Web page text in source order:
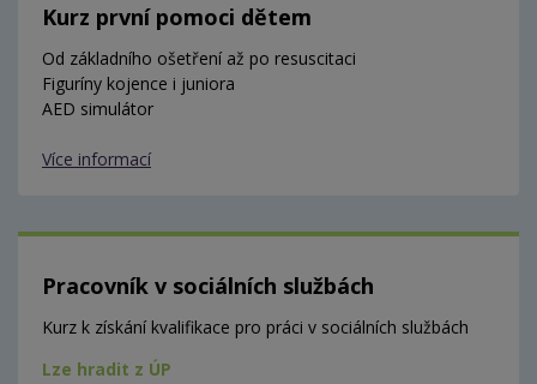
Kurz první pomoci dětem
Od základního ošetření až po resuscitaci
Figuríny kojence i juniora
AED simulátor
Více informací
Pracovník v sociálních službách
Kurz k získání kvalifikace pro práci v sociálních službách
Lze hradit z ÚP